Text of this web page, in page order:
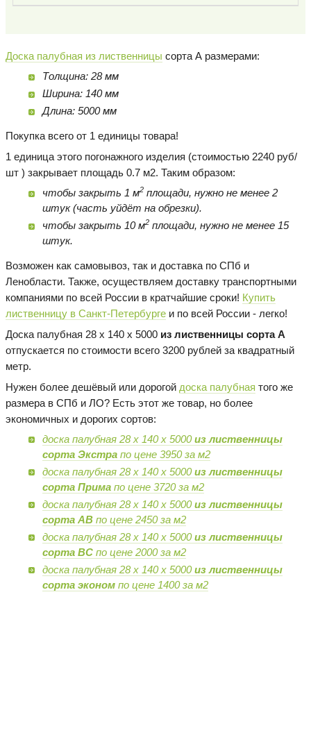
Доска палубная из лиственницы сорта А размерами:
Толщина: 28 мм
Ширина: 140 мм
Длина: 5000 мм
Покупка всего от 1 единицы товара!
1 единица этого погонажного изделия (стоимостью 2240 руб/
шт ) закрывает площадь 0.7 м2. Таким образом:
чтобы закрыть 1 м2площади, нужно не менее 2
штук (часть уйдёт на обрезки).
чтобы закрыть 10 м2площади, нужно не менее 15
штук.
Возможен как самовывоз, так и доставка по СПб и
Ленобласти. Также, осуществляем доставку транспортными
компаниями по всей России в кратчайшие сроки! Купить
лиственницу в Санкт-Петербурге и по всей России - легко!
Доска палубная 28 х 140 х 5000 из лиственницы сорта А
отпускается по стоимости всего 3200 рублей за квадратный
метр.
Нужен более дешёвый или дорогой доска палубная того же
размера в СПб и ЛО? Есть этот же товар, но более
экономичных и дорогих сортов:
доска палубная 28 х 140 х 5000из лиственницы
сорта Экстрапо цене 3950 за м2
доска палубная 28 х 140 х 5000из лиственницы
сорта Примапо цене 3720 за м2
доска палубная 28 х 140 х 5000из лиственницы
сорта ABпо цене 2450 за м2
доска палубная 28 х 140 х 5000из лиственницы
сорта BCпо цене 2000 за м2
доска палубная 28 х 140 х 5000из лиственницы
сорта эконом по цене 1400 за м2